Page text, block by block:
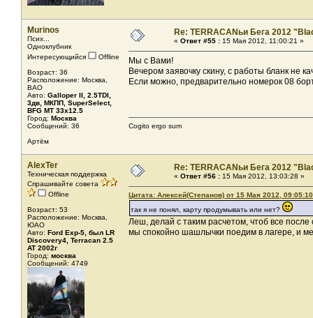
Murinos
Псих...
Одноклубник
Интересующийся
Offline
Возраст: 36
Расположение: Москва,
ВАО
Авто: Galloper II, 2.5TDI,
3дв, МКПП, SuperSelect,
BFG МT 33x12.5
Город: Москва
Сообщений: 36
Артём
Re: TERRACANьи Бега 2012
« Ответ #55 : 15 Мая 2012, 11:00:21 »
Мы с Вами!
Вечером заявочку скину, с работы бланк не
Если можно, предварительно номерок 08
Cogito ergo sum
AlexTer
Техническая поддержка
Спрашивайте совета
Offline
Возраст: 53
Расположение: Москва,
ЮАО
Авто: Ford Exp-5, был LR
Discovery4, Terracan 2.5
AT 2002г
Город: москва
Сообщений: 4749
Re: TERRACANьи Бега 2012
« Ответ #56 : 15 Мая 2012, 13:03:28 »
Цитата: Алексей(Степанов) от 15 Мая 2012, 09:05:10
так я не понял, карту продумывать или нет?
Леш, делай с таким расчетом, чтоб все после
мы спокойно шашлычки поедим в лагере, и